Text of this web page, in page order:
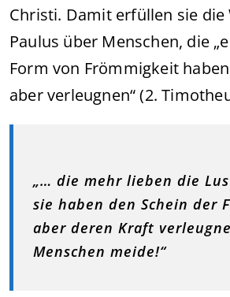
Christi. Damit erfüllen sie die
Paulus über Menschen, die
Form von Frömmigkeit
aber verleugnen“ (2.
„… die mehr lieben die
sie haben den Schein der
aber deren Kraft
Menschen meide!“